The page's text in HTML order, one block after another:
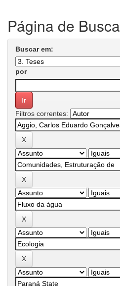
Página de Busca
Buscar em:
por
Filtros correntes: